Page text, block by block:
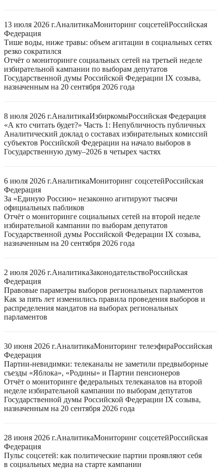
13 июля 2026 г.АналитикаМониторинг соцсетейРоссийская
Федерация
Тише воды, ниже травы: объем агитации в социальных сетях
резко сократился
Отчёт о мониторинге социальных сетей на третьей неделе
избирательной кампании по выборам депутатов
Государственной думы Российской Федерации IX созыва,
назначенным на 20 сентября 2026 года
8 июля 2026 г.АналитикаИзбиркомыРоссийская Федерация
«А кто считать будет?» Часть 1: Непубличность публичных
Аналитический доклад о составах избирательных комиссий
субъектов Российской Федерации на начало выборов в
Государственную думу–2026 в четырех частях
6 июля 2026 г.АналитикаМониторинг соцсетейРоссийская
Федерация
За «Единую Россию» незаконно агитируют тысячи
официальных пабликов
Отчёт о мониторинге социальных сетей на второй неделе
избирательной кампании по выборам депутатов
Государственной думы Российской Федерации IX созыва,
назначенным на 20 сентября 2026 года
2 июля 2026 г.АналитикаЗаконодательствоРоссийская
Федерация
Правовые параметры выборов региональных парламентов
Как за пять лет изменились правила проведения выборов и
распределения мандатов на выборах региональных
парламентов
30 июня 2026 г.АналитикаМониторинг телеэфираРоссийская
Федерация
Партии-невидимки: телеканалы не заметили предвыборные
съезды «Яблока», «Родины» и Партии пенсионеров
Отчёт о мониторинге федеральных телеканалов на второй
неделе избирательной кампании по выборам депутатов
Государственной думы Российской Федерации IX созыва,
назначенным на 20 сентября 2026 года
28 июня 2026 г.АналитикаМониторинг соцсетейРоссийская
Федерация
Пульс соцсетей: как политические партии проявляют себя
в социальных медиа на старте кампании